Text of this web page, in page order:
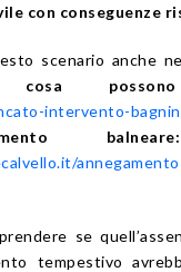
con conseguenze
scenario anche
cosa
intervento-
se
tempestivo